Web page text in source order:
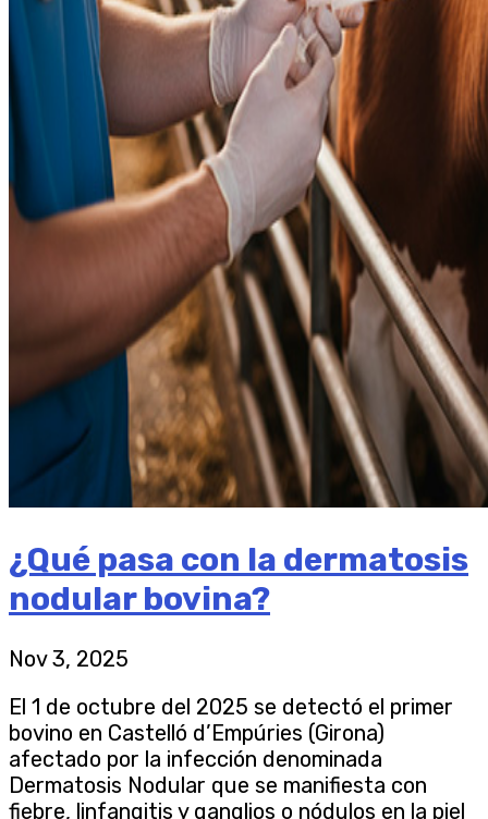
¿Qué pasa con la dermatosis
nodular bovina?
Nov 3, 2025
El 1 de octubre del 2025 se detectó el primer
bovino en Castelló d’Empúries (Girona)
afectado por la infección denominada
Dermatosis Nodular que se manifiesta con
fiebre, linfangitis y ganglios o nódulos en la piel